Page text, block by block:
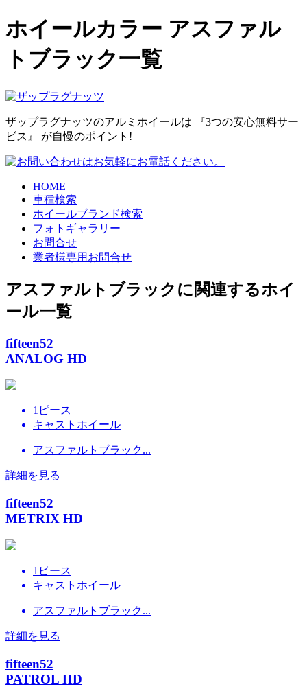
ホイールカラー アスファル
トブラック一覧
ザップラグナッツのアルミホイールは
『3つの安心無料サー
ビス』 が自慢のポイント!
HOME
車種検索
ホイールブランド検索
フォトギャラリー
お問合せ
業者様専用お問合せ
アスファルトブラックに関連するホイ
ール一覧
fifteen52
ANALOG HD
1ピース
キャストホイール
アスファルトブラック...
詳細を見る
fifteen52
METRIX HD
1ピース
キャストホイール
アスファルトブラック...
詳細を見る
fifteen52
PATROL HD